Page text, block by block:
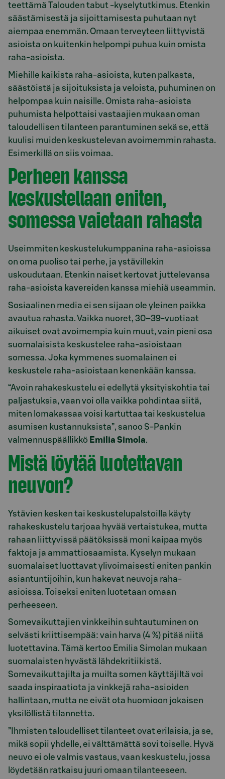
teettämä Talouden tabut -kyselytutkimus. Etenkin
säästämisestä ja sijoittamisesta puhutaan nyt
aiempaa enemmän. Omaan terveyteen liittyvistä
asioista on kuitenkin helpompi puhua kuin omista
raha-asioista.
Miehille kaikista raha-asioista, kuten palkasta,
säästöistä ja sijoituksista ja veloista, puhuminen on
helpompaa kuin naisille. Omista raha-asioista
puhumista helpottaisi vastaajien mukaan oman
taloudellisen tilanteen parantuminen sekä se, että
kuulisi muiden keskustelevan avoimemmin rahasta.
Esimerkillä on siis voimaa.
Perheen kanssa
keskustellaan eniten,
somessa vaietaan rahasta
Useimmiten keskustelukumppanina raha-asioissa
on oma puoliso tai perhe, ja ystävillekin
uskoudutaan. Etenkin naiset kertovat juttelevansa
raha-asioista kavereiden kanssa miehiä useammin.
Sosiaalinen media ei sen sijaan ole yleinen paikka
avautua rahasta. Vaikka nuoret, 30–39-vuotiaat
aikuiset ovat avoimempia kuin muut, vain pieni osa
suomalaisista keskustelee raha-asioistaan
somessa. Joka kymmenes suomalainen ei
keskustele raha-asioistaan kenenkään kanssa.
“Avoin rahakeskustelu ei edellytä yksityiskohtia tai
paljastuksia, vaan voi olla vaikka pohdintaa siitä,
miten lomakassaa voisi kartuttaa tai keskustelua
asumisen kustannuksista”, sanoo S-Pankin
valmennuspäällikkö Emilia Simola.
Mistä löytää luotettavan
neuvon?
Ystävien kesken tai keskustelupalstoilla käyty
rahakeskustelu tarjoaa hyvää vertaistukea, mutta
rahaan liittyvissä päätöksissä moni kaipaa myös
faktoja ja ammattiosaamista. Kyselyn mukaan
suomalaiset luottavat ylivoimaisesti eniten pankin
asiantuntijoihin, kun hakevat neuvoja raha-
asioissa. Toiseksi eniten luotetaan omaan
perheeseen.
Somevaikuttajien vinkkeihin suhtautuminen on
selvästi kriittisempää: vain harva (4 %) pitää niitä
luotettavina. Tämä kertoo Emilia Simolan mukaan
suomalaisten hyvästä lähdekritiikistä.
Somevaikuttajilta ja muilta somen käyttäjiltä voi
saada inspiraatiota ja vinkkejä raha-asioiden
hallintaan, mutta ne eivät ota huomioon jokaisen
yksilöllistä tilannetta.
”Ihmisten taloudelliset tilanteet ovat erilaisia, ja se,
mikä sopii yhdelle, ei välttämättä sovi toiselle. Hyvä
neuvo ei ole valmis vastaus, vaan keskustelu, jossa
löydetään ratkaisu juuri omaan tilanteeseen.